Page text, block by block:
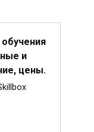
и
цены.